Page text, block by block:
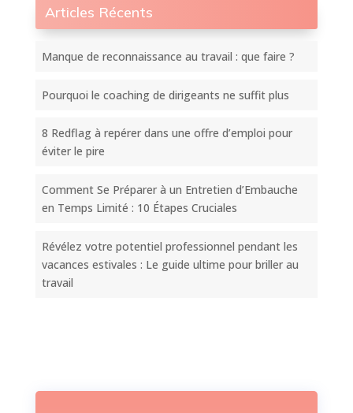
Articles Récents
Manque de reconnaissance au travail : que faire ?
Pourquoi le coaching de dirigeants ne suffit plus
8 Redflag à repérer dans une offre d’emploi pour
éviter le pire
Comment Se Préparer à un Entretien d’Embauche
en Temps Limité : 10 Étapes Cruciales
Révélez votre potentiel professionnel pendant les
vacances estivales : Le guide ultime pour briller au
travail